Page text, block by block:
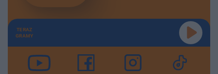
TERAZ
GRAMY